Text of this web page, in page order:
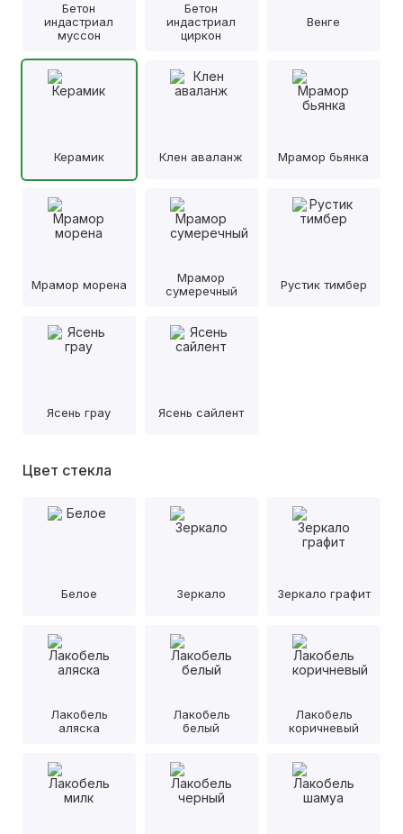
Бетон
индастриал
муссон
Бетон
индастриал
циркон
Венге
Керамик Клен аваланж Мрамор бьянка
Мрамор морена
Мрамор
сумеречный
Рустик тимбер
Ясень грау Ясень сайлент
Цвет стекла
Белое Зеркало Зеркало графит
Лакобель
аляска
Лакобель
белый
Лакобель
коричневый